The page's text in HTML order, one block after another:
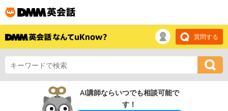
質問する
AI講師ならいつでも相談可能で
す！